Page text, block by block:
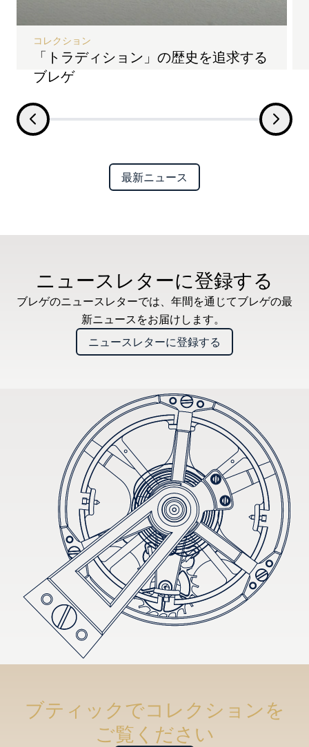
「トラディション」の歴史を追求する
ブレゲ
コレクション
最新ニュース
ニュースレターに登録する
ブレゲのニュースレターでは、年間を通じてブレゲの最
新ニュースをお届けします。
ニュースレターに登録する
ブティックでコレクションを
ご覧ください